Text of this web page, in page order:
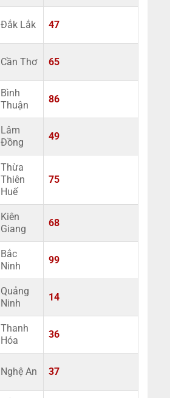
Đắk Lắk 47
Cần Thơ 65
Bình
Thuận
86
Lâm
Đồng
49
Thừa
Thiên
Huế
75
Kiên
Giang
68
Bắc
Ninh
99
Quảng
Ninh
14
Thanh
Hóa
36
Nghệ An 37